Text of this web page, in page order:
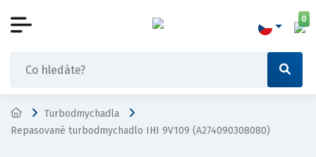
0
Turbodmychadla
Repasované turbodmychadlo IHI 9V109 (A274090308080)